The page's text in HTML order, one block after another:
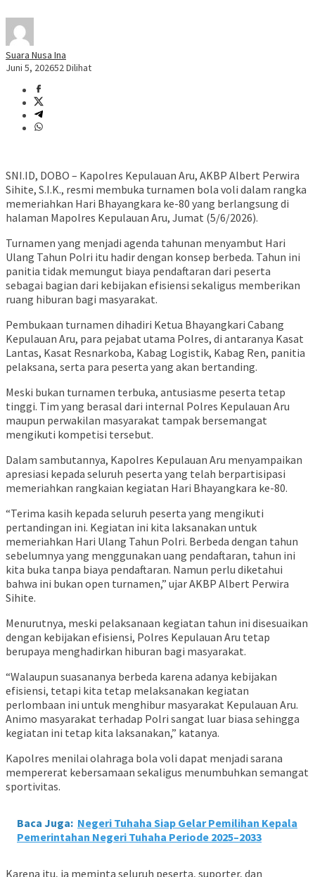
Suara Nusa Ina
Juni 5, 202652 Dilihat
SNI.ID, DOBO – Kapolres Kepulauan Aru, AKBP Albert Perwira
Sihite, S.I.K., resmi membuka turnamen bola voli dalam rangka
memeriahkan Hari Bhayangkara ke-80 yang berlangsung di
halaman Mapolres Kepulauan Aru, Jumat (5/6/2026).
Turnamen yang menjadi agenda tahunan menyambut Hari
Ulang Tahun Polri itu hadir dengan konsep berbeda. Tahun ini
panitia tidak memungut biaya pendaftaran dari peserta
sebagai bagian dari kebijakan efisiensi sekaligus memberikan
ruang hiburan bagi masyarakat.
Pembukaan turnamen dihadiri Ketua Bhayangkari Cabang
Kepulauan Aru, para pejabat utama Polres, di antaranya Kasat
Lantas, Kasat Resnarkoba, Kabag Logistik, Kabag Ren, panitia
pelaksana, serta para peserta yang akan bertanding.
Meski bukan turnamen terbuka, antusiasme peserta tetap
tinggi. Tim yang berasal dari internal Polres Kepulauan Aru
maupun perwakilan masyarakat tampak bersemangat
mengikuti kompetisi tersebut.
Dalam sambutannya, Kapolres Kepulauan Aru menyampaikan
apresiasi kepada seluruh peserta yang telah berpartisipasi
memeriahkan rangkaian kegiatan Hari Bhayangkara ke-80.
“Terima kasih kepada seluruh peserta yang mengikuti
pertandingan ini. Kegiatan ini kita laksanakan untuk
memeriahkan Hari Ulang Tahun Polri. Berbeda dengan tahun
sebelumnya yang menggunakan uang pendaftaran, tahun ini
kita buka tanpa biaya pendaftaran. Namun perlu diketahui
bahwa ini bukan open turnamen,” ujar AKBP Albert Perwira
Sihite.
Menurutnya, meski pelaksanaan kegiatan tahun ini disesuaikan
dengan kebijakan efisiensi, Polres Kepulauan Aru tetap
berupaya menghadirkan hiburan bagi masyarakat.
“Walaupun suasananya berbeda karena adanya kebijakan
efisiensi, tetapi kita tetap melaksanakan kegiatan
perlombaan ini untuk menghibur masyarakat Kepulauan Aru.
Animo masyarakat terhadap Polri sangat luar biasa sehingga
kegiatan ini tetap kita laksanakan,” katanya.
Kapolres menilai olahraga bola voli dapat menjadi sarana
mempererat kebersamaan sekaligus menumbuhkan semangat
sportivitas.
Baca Juga: Negeri Tuhaha Siap Gelar Pemilihan Kepala
Pemerintahan Negeri Tuhaha Periode 2025–2033
Karena itu, ia meminta seluruh peserta, suporter, dan